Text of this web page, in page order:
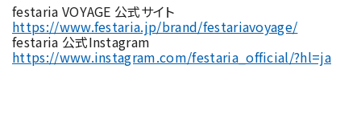
festaria VOYAGE 公式サイト
https://www.festaria.jp/brand/festariavoyage/
festaria 公式Instagram
https://www.instagram.com/festaria_official/?hl=ja